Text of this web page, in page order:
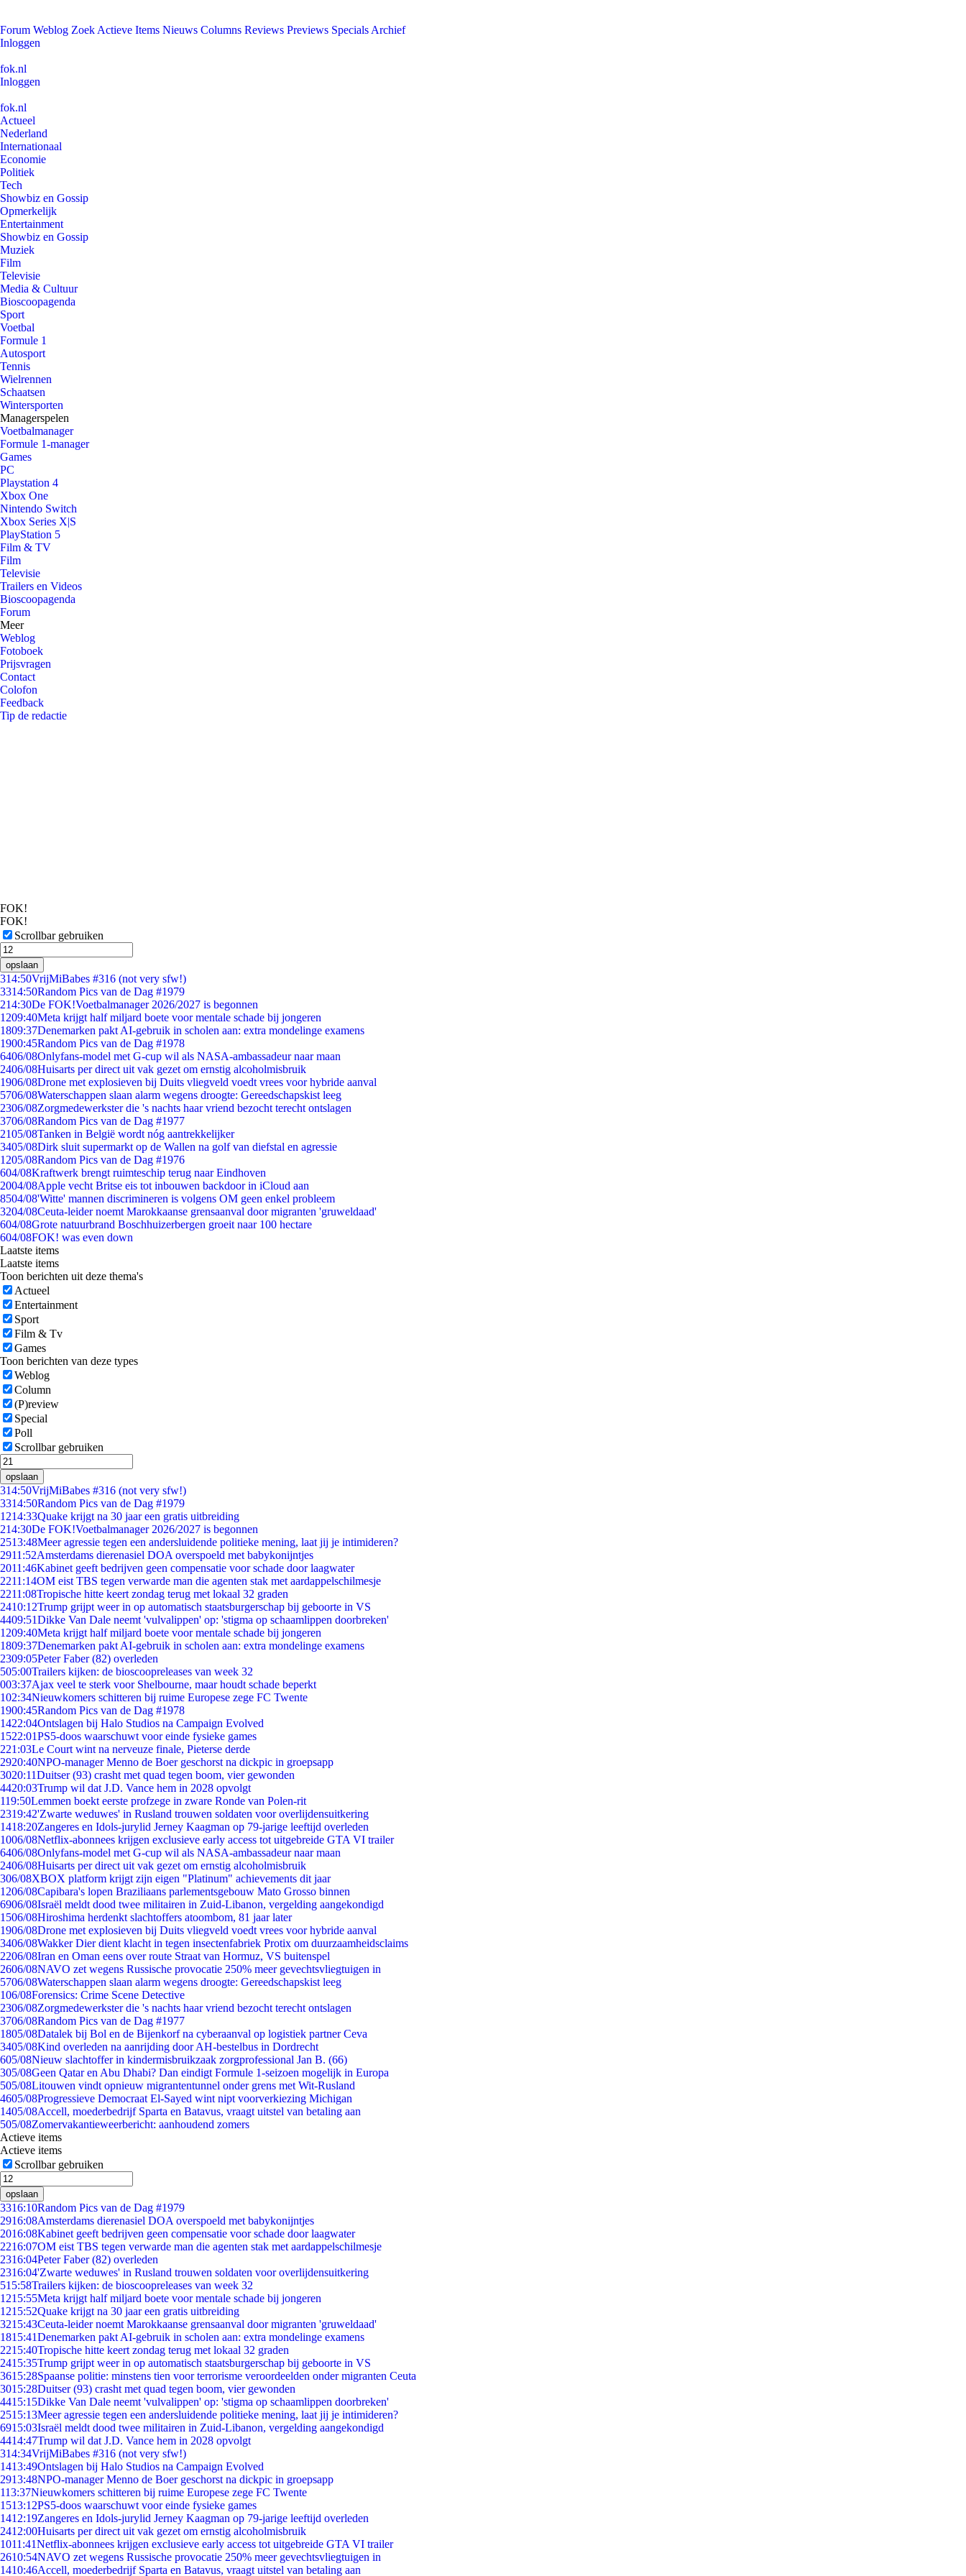
Forum Weblog Zoek Actieve Items Nieuws Columns Reviews Previews Specials Archief
Inloggen
fok.nl
Inloggen
fok.nl
Actueel
Nederland
Internationaal
Economie
Politiek
Tech
Showbiz en Gossip
Opmerkelijk
Entertainment
Showbiz en Gossip
Muziek
Film
Televisie
Media & Cultuur
Bioscoopagenda
Sport
Voetbal
Formule 1
Autosport
Tennis
Wielrennen
Schaatsen
Wintersporten
Managerspelen
Voetbalmanager
Formule 1-manager
Games
PC
Playstation 4
Xbox One
Nintendo Switch
Xbox Series X|S
PlayStation 5
Film & TV
Film
Televisie
Trailers en Videos
Bioscoopagenda
Forum
Meer
Weblog
Fotoboek
Prijsvragen
Contact
Colofon
Feedback
Tip de redactie
FOK!
FOK!
Scrollbar gebruiken
opslaan
314:50VrijMiBabes #316 (not very sfw!)
3314:50Random Pics van de Dag #1979
214:30De FOK!Voetbalmanager 2026/2027 is begonnen
1209:40Meta krijgt half miljard boete voor mentale schade bij jongeren
1809:37Denemarken pakt AI-gebruik in scholen aan: extra mondelinge examens
1900:45Random Pics van de Dag #1978
6406/08Onlyfans-model met G-cup wil als NASA-ambassadeur naar maan
2406/08Huisarts per direct uit vak gezet om ernstig alcoholmisbruik
1906/08Drone met explosieven bij Duits vliegveld voedt vrees voor hybride aanval
5706/08Waterschappen slaan alarm wegens droogte: Gereedschapskist leeg
2306/08Zorgmedewerkster die 's nachts haar vriend bezocht terecht ontslagen
3706/08Random Pics van de Dag #1977
2105/08Tanken in België wordt nóg aantrekkelijker
3405/08Dirk sluit supermarkt op de Wallen na golf van diefstal en agressie
1205/08Random Pics van de Dag #1976
604/08Kraftwerk brengt ruimteschip terug naar Eindhoven
2004/08Apple vecht Britse eis tot inbouwen backdoor in iCloud aan
8504/08'Witte' mannen discrimineren is volgens OM geen enkel probleem
3204/08Ceuta-leider noemt Marokkaanse grensaanval door migranten 'gruweldaad'
604/08Grote natuurbrand Boschhuizerbergen groeit naar 100 hectare
604/08FOK! was even down
Laatste items
Laatste items
Toon berichten uit deze thema's
Actueel
Entertainment
Sport
Film & Tv
Games
Toon berichten van deze types
Weblog
Column
(P)review
Special
Poll
Scrollbar gebruiken
opslaan
314:50VrijMiBabes #316 (not very sfw!)
3314:50Random Pics van de Dag #1979
1214:33Quake krijgt na 30 jaar een gratis uitbreiding
214:30De FOK!Voetbalmanager 2026/2027 is begonnen
2513:48Meer agressie tegen een andersluidende politieke mening, laat jij je intimideren?
2911:52Amsterdams dierenasiel DOA overspoeld met babykonijntjes
2011:46Kabinet geeft bedrijven geen compensatie voor schade door laagwater
2211:14OM eist TBS tegen verwarde man die agenten stak met aardappelschilmesje
2211:08Tropische hitte keert zondag terug met lokaal 32 graden
2410:12Trump grijpt weer in op automatisch staatsburgerschap bij geboorte in VS
4409:51Dikke Van Dale neemt 'vulvalippen' op: 'stigma op schaamlippen doorbreken'
1209:40Meta krijgt half miljard boete voor mentale schade bij jongeren
1809:37Denemarken pakt AI-gebruik in scholen aan: extra mondelinge examens
2309:05Peter Faber (82) overleden
505:00Trailers kijken: de bioscoopreleases van week 32
003:37Ajax veel te sterk voor Shelbourne, maar houdt schade beperkt
102:34Nieuwkomers schitteren bij ruime Europese zege FC Twente
1900:45Random Pics van de Dag #1978
1422:04Ontslagen bij Halo Studios na Campaign Evolved
1522:01PS5-doos waarschuwt voor einde fysieke games
221:03Le Court wint na nerveuze finale, Pieterse derde
2920:40NPO-manager Menno de Boer geschorst na dickpic in groepsapp
3020:11Duitser (93) crasht met quad tegen boom, vier gewonden
4420:03Trump wil dat J.D. Vance hem in 2028 opvolgt
119:50Lemmen boekt eerste profzege in zware Ronde van Polen-rit
2319:42'Zwarte weduwes' in Rusland trouwen soldaten voor overlijdensuitkering
1418:20Zangeres en Idols-jurylid Jerney Kaagman op 79-jarige leeftijd overleden
1006/08Netflix-abonnees krijgen exclusieve early access tot uitgebreide GTA VI trailer
6406/08Onlyfans-model met G-cup wil als NASA-ambassadeur naar maan
2406/08Huisarts per direct uit vak gezet om ernstig alcoholmisbruik
306/08XBOX platform krijgt zijn eigen "Platinum" achievements dit jaar
1206/08Capibara's lopen Braziliaans parlementsgebouw Mato Grosso binnen
6906/08Israël meldt dood twee militairen in Zuid-Libanon, vergelding aangekondigd
1506/08Hiroshima herdenkt slachtoffers atoombom, 81 jaar later
1906/08Drone met explosieven bij Duits vliegveld voedt vrees voor hybride aanval
3406/08Wakker Dier dient klacht in tegen insectenfabriek Protix om duurzaamheidsclaims
2206/08Iran en Oman eens over route Straat van Hormuz, VS buitenspel
2606/08NAVO zet wegens Russische provocatie 250% meer gevechtsvliegtuigen in
5706/08Waterschappen slaan alarm wegens droogte: Gereedschapskist leeg
106/08Forensics: Crime Scene Detective
2306/08Zorgmedewerkster die 's nachts haar vriend bezocht terecht ontslagen
3706/08Random Pics van de Dag #1977
1805/08Datalek bij Bol en de Bijenkorf na cyberaanval op logistiek partner Ceva
3405/08Kind overleden na aanrijding door AH-bestelbus in Dordrecht
605/08Nieuw slachtoffer in kindermisbruikzaak zorgprofessional Jan B. (66)
305/08Geen Qatar en Abu Dhabi? Dan eindigt Formule 1-seizoen mogelijk in Europa
505/08Litouwen vindt opnieuw migrantentunnel onder grens met Wit-Rusland
4605/08Progressieve Democraat El-Sayed wint nipt voorverkiezing Michigan
1405/08Accell, moederbedrijf Sparta en Batavus, vraagt uitstel van betaling aan
505/08Zomervakantieweerbericht: aanhoudend zomers
Actieve items
Actieve items
Scrollbar gebruiken
opslaan
3316:10Random Pics van de Dag #1979
2916:08Amsterdams dierenasiel DOA overspoeld met babykonijntjes
2016:08Kabinet geeft bedrijven geen compensatie voor schade door laagwater
2216:07OM eist TBS tegen verwarde man die agenten stak met aardappelschilmesje
2316:04Peter Faber (82) overleden
2316:04'Zwarte weduwes' in Rusland trouwen soldaten voor overlijdensuitkering
515:58Trailers kijken: de bioscoopreleases van week 32
1215:55Meta krijgt half miljard boete voor mentale schade bij jongeren
1215:52Quake krijgt na 30 jaar een gratis uitbreiding
3215:43Ceuta-leider noemt Marokkaanse grensaanval door migranten 'gruweldaad'
1815:41Denemarken pakt AI-gebruik in scholen aan: extra mondelinge examens
2215:40Tropische hitte keert zondag terug met lokaal 32 graden
2415:35Trump grijpt weer in op automatisch staatsburgerschap bij geboorte in VS
3615:28Spaanse politie: minstens tien voor terrorisme veroordeelden onder migranten Ceuta
3015:28Duitser (93) crasht met quad tegen boom, vier gewonden
4415:15Dikke Van Dale neemt 'vulvalippen' op: 'stigma op schaamlippen doorbreken'
2515:13Meer agressie tegen een andersluidende politieke mening, laat jij je intimideren?
6915:03Israël meldt dood twee militairen in Zuid-Libanon, vergelding aangekondigd
4414:47Trump wil dat J.D. Vance hem in 2028 opvolgt
314:34VrijMiBabes #316 (not very sfw!)
1413:49Ontslagen bij Halo Studios na Campaign Evolved
2913:48NPO-manager Menno de Boer geschorst na dickpic in groepsapp
113:37Nieuwkomers schitteren bij ruime Europese zege FC Twente
1513:12PS5-doos waarschuwt voor einde fysieke games
1412:19Zangeres en Idols-jurylid Jerney Kaagman op 79-jarige leeftijd overleden
2412:00Huisarts per direct uit vak gezet om ernstig alcoholmisbruik
1011:41Netflix-abonnees krijgen exclusieve early access tot uitgebreide GTA VI trailer
2610:54NAVO zet wegens Russische provocatie 250% meer gevechtsvliegtuigen in
1410:46Accell, moederbedrijf Sparta en Batavus, vraagt uitstel van betaling aan